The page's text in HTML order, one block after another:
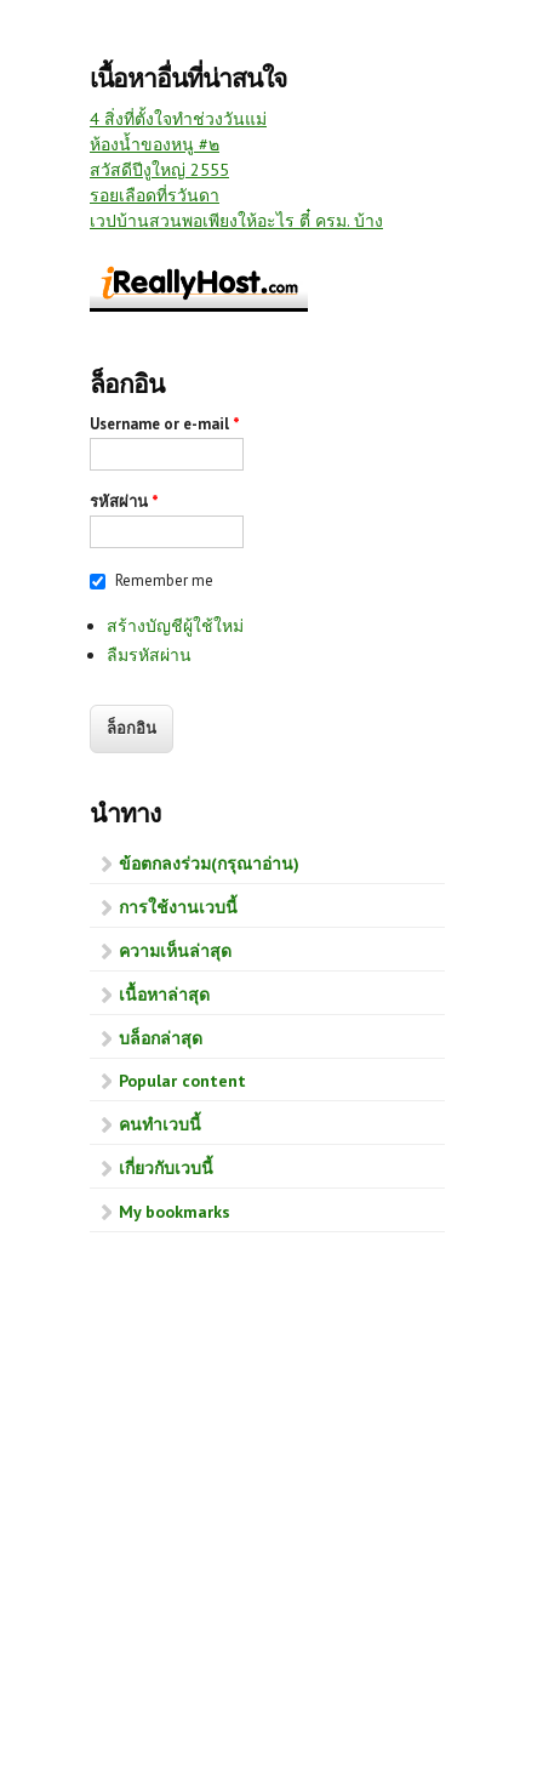
เนื้อหาอื่นที่น่าสนใจ
4 สิ่งที่ตั้งใจทำช่วงวันแม่
ห้องน้ำของหนู #๒
สวัสดีปีงูใหญ่ 2555
รอยเลือดที่รวันดา
เวปบ้านสวนพอเพียงให้อะไร ตี๋ ครม. บ้าง
ล็อกอิน
Username or e-mail *
รหัสผ่าน *
Remember me
สร้างบัญชีผู้ใช้ใหม่
ลืมรหัสผ่าน
นำทาง
ข้อตกลงร่วม(กรุณาอ่าน)
การใช้งานเวบนี้
ความเห็นล่าสุด
เนื้อหาล่าสุด
บล็อกล่าสุด
Popular content
คนทำเวบนี้
เกี่ยวกับเวบนี้
My bookmarks